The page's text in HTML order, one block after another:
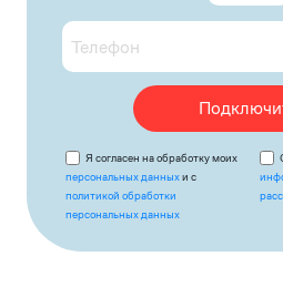
Я согласен на обработку моих
персональных данныхи с
политикой обработки
персональных данных